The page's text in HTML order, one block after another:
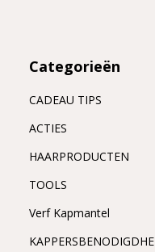
Categorieën
CADEAU TIPS
ACTIES
HAARPRODUCTEN
TOOLS
Verf Kapmantel